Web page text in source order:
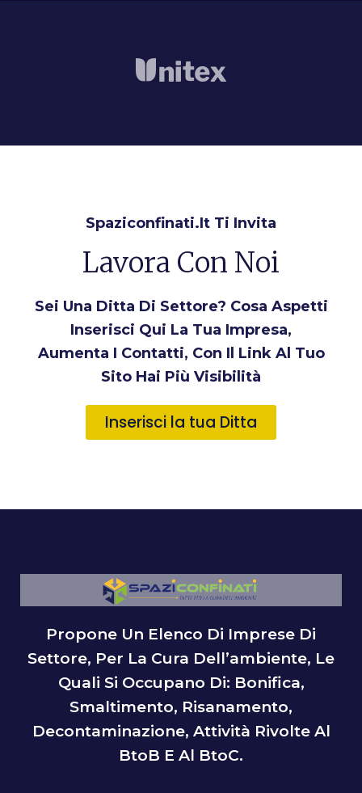
Spaziconfinati.it Ti Invita
Lavora Con Noi
Sei Una Ditta Di Settore? Cosa Aspetti
Inserisci Qui La Tua Impresa,
Aumenta I Contatti, Con Il Link Al Tuo
Sito Hai Più Visibilità
Inserisci la tua Ditta
Propone Un Elenco Di Imprese Di
Settore, Per La Cura Dell’ambiente, Le
Quali Si Occupano Di: Bonifica,
Smaltimento, Risanamento,
Decontaminazione, Attività Rivolte Al
BtoB E Al BtoC.